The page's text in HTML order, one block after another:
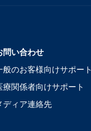
問い合わせ
般のお客様向けサポート
療関係者向けサポート
ディア連絡先